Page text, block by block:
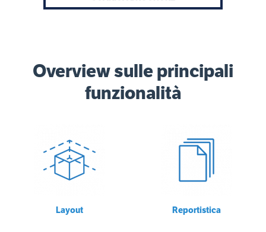
Overview sulle principali
funzionalità
Layout Reportistica